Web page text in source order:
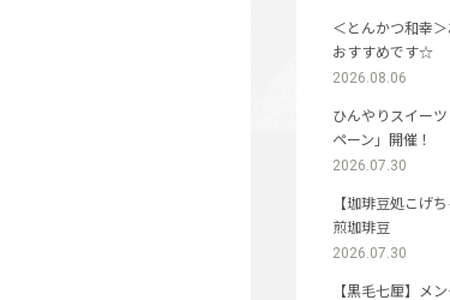
＜とんかつ和幸
おすすめです☆
2026.08.06
ひんやりスイー
ペーン」開催！
2026.07.30
【珈琲豆処こげ
煎珈琲豆
2026.07.30
【黒毛七厘】メ